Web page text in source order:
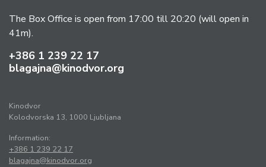
The Box Office is open from 17:00 till 20:20 (will open in
41m).
+386 1 239 22 17
blagajna@kinodvor.org
Kinodvor
Kolodvorska 13, 1000 Ljubljana
Information:
+386 1 239 22 17
blagajna@kinodvor.org